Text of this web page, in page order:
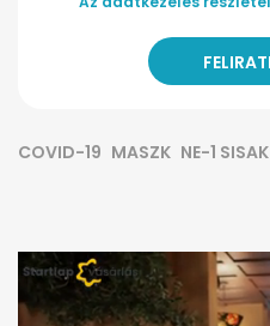
COVID-19 MASZK NE-1 SISAK